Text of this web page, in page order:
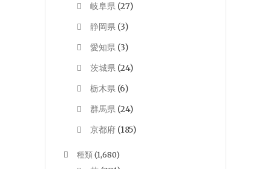
岐阜県 (27)
静岡県 (3)
愛知県 (3)
茨城県 (24)
栃木県 (6)
群馬県 (24)
京都府 (185)
種類(1,680)